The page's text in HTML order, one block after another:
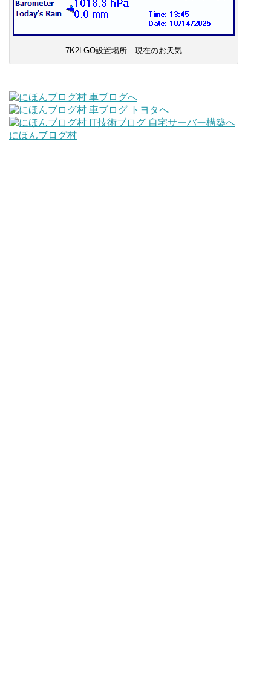
7K2LGO設置場所 現在のお天気
にほんブログ村